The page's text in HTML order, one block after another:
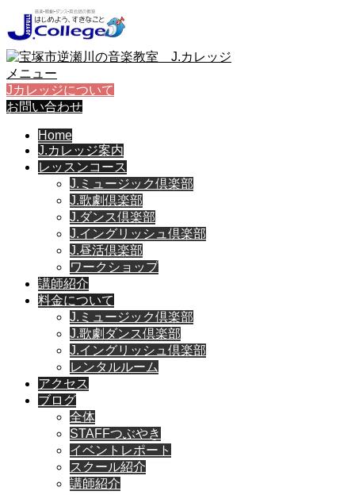
メニュー
Jカレッジについて
お問い合わせ
Home
J.カレッジ案内
レッスンコース
J.ミュージック倶楽部
J.歌劇倶楽部
J.ダンス倶楽部
J.イングリッシュ倶楽部
J.昼活倶楽部
ワークショップ
講師紹介
料金について
J.ミュージック倶楽部
J.歌劇ダンス倶楽部
J.イングリッシュ倶楽部
レンタルルーム
アクセス
ブログ
全体
STAFFつぶやき
イベントレポート
スクール紹介
講師紹介